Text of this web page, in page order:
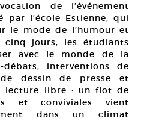
de l’événement
par l’école Estienne, qui
le mode de l’humour et
cinq jours, les étudiants
avec le monde de la
interventions de
dessin de presse et
lecture libre : un flot de
et conviviales vient
dans un climat